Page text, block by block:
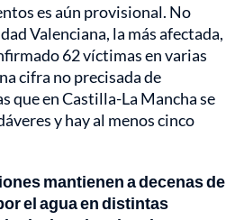
es aún provisional. No
Valenciana, la más afectada,
62 víctimas en varias
cifra no precisada de
que en Castilla-La Mancha se
y hay al menos cinco
mantienen a decenas de
el agua en distintas